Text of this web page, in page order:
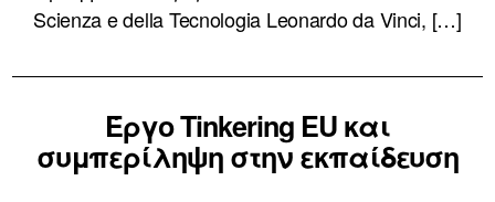
Scienza e della Tecnologia Leonardo da Vinci, […]
Έργο Tinkering EU και
συμπερίληψη στην εκπαίδευση